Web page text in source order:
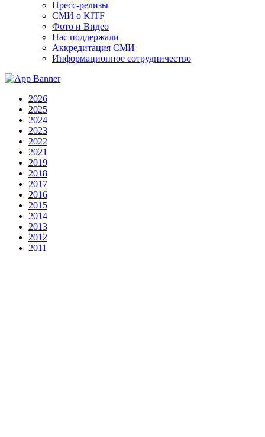
Пресс-релизы
СМИ о KITF
Фото и Видео
Нас поддержали
Аккредитация СМИ
Информационное сотрудничество
2026
2025
2024
2023
2022
2021
2019
2018
2017
2016
2015
2014
2013
2012
2011